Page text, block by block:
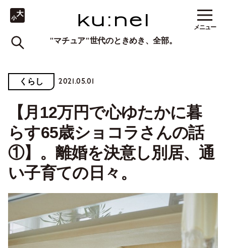
"マチュア"世代のときめき、全部。
メニュー
くらし 2021.05.01
【月12万円で心ゆたかに暮
らす65歳ショコラさんの話
①】。離婚を決意し別居、通
い子育ての日々。